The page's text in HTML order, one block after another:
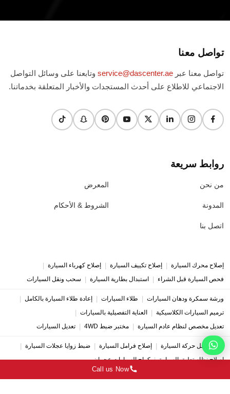
تواصل معنا
تواصل معنا عبر service@dascenter.ae وتابعنا على وسائل التواصل
الاجتماعي للاطلاع على أحدث المستجدات والأخبار المتعلقة بخدماتنا.
روابط سريعة
من نحن
المدونة
اتصل بنا
المعرض
الشروط & الأحكام
إصلاح محرك السيارة إصلاح تكييف السيارة إصلاح كهرباء السيارة
فحص السيارة قبل الشراء استبدال بطارية السيارة سحب ونقل السيارات
ورشة سمكرة ودهان السيارات طلاء السيارات إعادة طلاء السيارة بالكامل
ترميم السيارات الكلاسيكية العناية التفصيلية بالسيارات
تعديل مخصص لنظام عادم السيارة مختبر ضبط 4WD تعديل السيارات
إصلاح ناقل حركة السيارة إصلاح فرامل السيارة ضبط زوايا عجلات السيارة
إصلاح نظام تعليق السيارة | كراج السيارات عجمان
Call us Now